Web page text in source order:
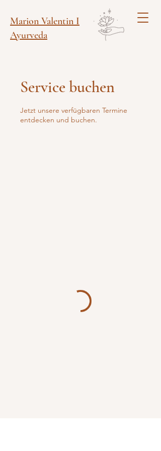
Marion Valentin I
Ayurveda
Service buchen
Jetzt unsere verfügbaren Termine
entdecken und buchen.